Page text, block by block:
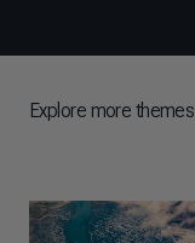
Explore more themes